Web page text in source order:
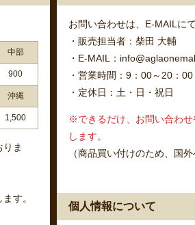
中部
900
沖縄
1,500
ま
す。
お問い合わせは、E-MAILに
・販売担当者：柴田 大輔
・E-MAIL：
・営業時間：9：00～20：00
・定休日：土・日・祝日
※できるだけ、お問い合わ
します。
（商品買い付けのため、国
個人情報について